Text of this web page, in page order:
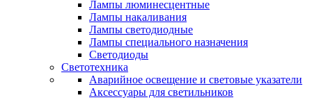
Лампы люминесцентные
Лампы накаливания
Лампы светодиодные
Лампы специального назначения
Светодиоды
Светотехника
Аварийное освещение и световые указатели
Аксессуары для светильников